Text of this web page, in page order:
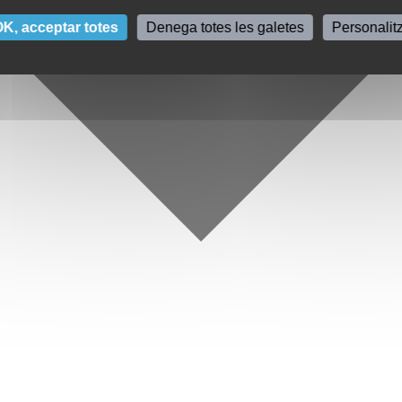
acceptar totes Denega totes les galetes